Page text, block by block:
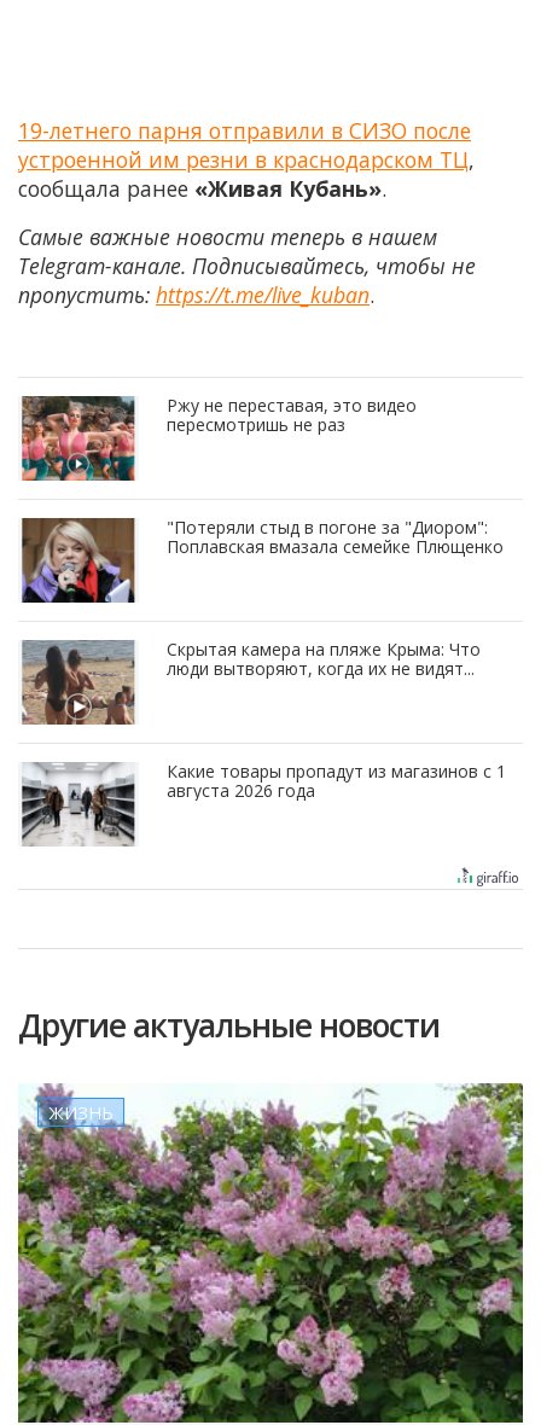
19-летнего парня отправили в СИЗО после
устроенной им резни в краснодарском ТЦ,
сообщала ранее «Живая Кубань».
Самые важные новости теперь в нашем
Telegram-канале. Подписывайтесь, чтобы не
пропустить: https://t.me/live_kuban.
Ржу не переставая, это видео
пересмотришь не раз
"Потеряли стыд в погоне за "Диором":
Поплавская вмазала семейке Плющенко
Скрытая камера на пляже Крыма: Что
люди вытворяют, когда их не видят...
Какие товары пропадут из магазинов с 1
августа 2026 года
Другие актуальные новости
ЖИЗНЬ